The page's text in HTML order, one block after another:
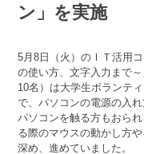
ン」を実施
5月8日（火）のＩＴ活用
の使い方、文字入力まで
10名）は大学生ボランテ
で、パソコンの電源の入
パソコンを触る方もおら
る際のマウスの動かし方
深め、進めていました。